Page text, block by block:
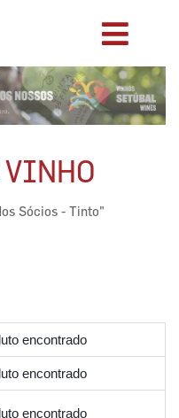
VINHO
Sócios - Tinto"
encontrado
encontrado
encontrado